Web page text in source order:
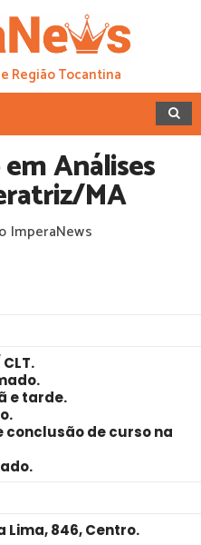
Região Tocantina
Análises
MA
ImperaNews
.
e tarde.
conclusão de curso na
Lima, 846, Centro.